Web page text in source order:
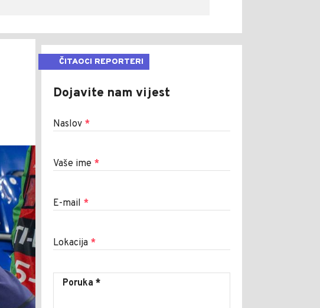
ČITAOCI REPORTERI
Dojavite nam vijest
Naslov *
Vaše ime *
E-mail *
Lokacija *